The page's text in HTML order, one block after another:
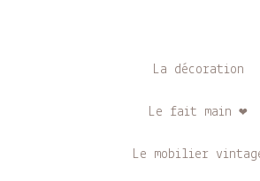
La décoration
Le fait main ❤
Le mobilier